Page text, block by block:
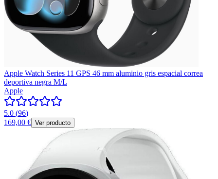
Apple Watch Series 11 GPS 46 mm aluminio gris espacial correa
deportiva negra M/L
Apple
5.0 (96)
169,00 € Ver producto